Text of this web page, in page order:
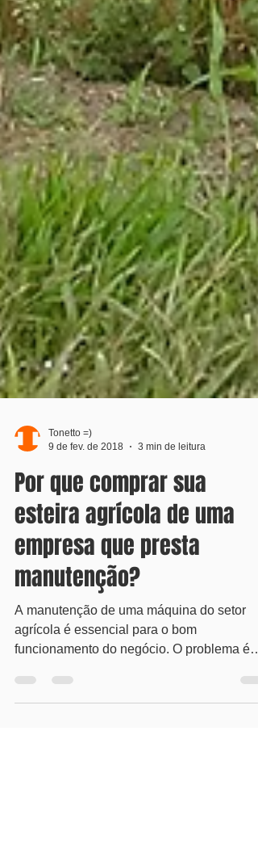
Tonetto =)
9 de fev. de 2018
3 min de leitura
Por que comprar sua
esteira agrícola de uma
empresa que presta
manutenção?
A manutenção de uma máquina do setor
agrícola é essencial para o bom